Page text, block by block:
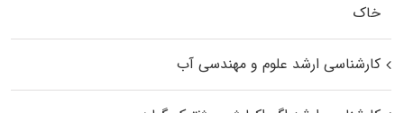
خاک
کارشناسی ارشد علوم و مهندسی آب